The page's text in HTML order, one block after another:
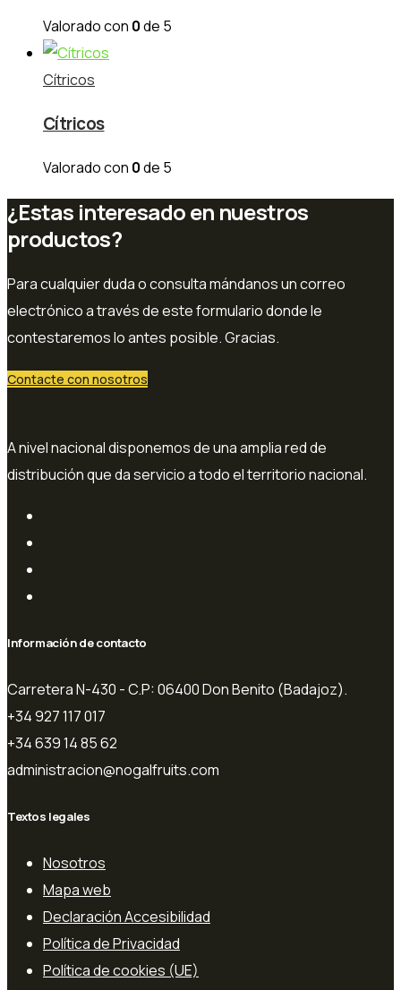
Valorado con 0de 5
Cítricos
Cítricos
Valorado con 0de 5
¿Estas interesado en nuestros
productos?
Para cualquier duda o consulta mándanos un correo
electrónico a través de este formulario donde le
contestaremos lo antes posible. Gracias.
Contacte con nosotros
A nivel nacional disponemos de una amplia red de
distribución que da servicio a todo el territorio nacional.
Información de contacto
Carretera N-430 - C.P: 06400 Don Benito (Badajoz).
+34 927 117 017
+34 639 14 85 62
administracion@nogalfruits.com
Textos legales
Nosotros
Mapa web
Declaración Accesibilidad
Política de Privacidad
Política de cookies (UE)